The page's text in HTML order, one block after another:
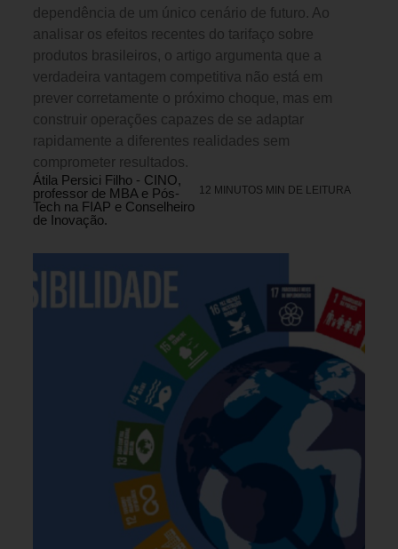
dependência de um único cenário de futuro. Ao
analisar os efeitos recentes do tarifaço sobre
produtos brasileiros, o artigo argumenta que a
verdadeira vantagem competitiva não está em
prever corretamente o próximo choque, mas em
construir operações capazes de se adaptar
rapidamente a diferentes realidades sem
comprometer resultados.
Átila Persici Filho - CINO,
professor de MBA e Pós-
Tech na FIAP e Conselheiro
de Inovação.
12 MINUTOS MIN DE LEITURA